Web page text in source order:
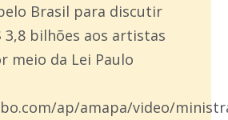
Brasil para discutir
3,8 bilhões aos artistas
meio da Lei Paulo
ap/amapa/video/